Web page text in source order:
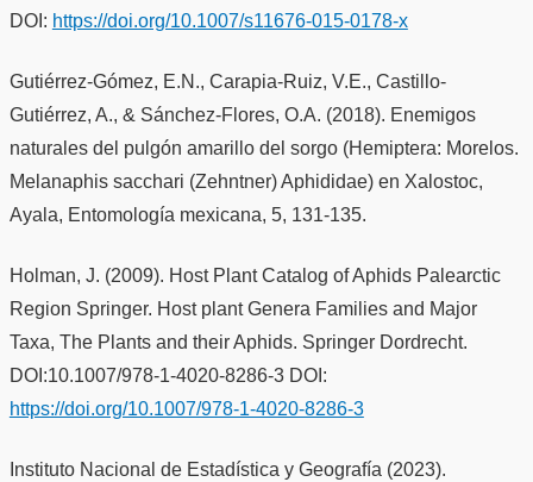
DOI: https://doi.org/10.1007/s11676-015-0178-x
Gutiérrez-Gómez, E.N., Carapia-Ruiz, V.E., Castillo-
Gutiérrez, A., & Sánchez-Flores, O.A. (2018). Enemigos
naturales del pulgón amarillo del sorgo (Hemiptera: Morelos.
Melanaphis sacchari (Zehntner) Aphididae) en Xalostoc,
Ayala, Entomología mexicana, 5, 131-135.
Holman, J. (2009). Host Plant Catalog of Aphids Palearctic
Region Springer. Host plant Genera Families and Major
Taxa, The Plants and their Aphids. Springer Dordrecht.
DOI:10.1007/978-1-4020-8286-3 DOI:
https://doi.org/10.1007/978-1-4020-8286-3
Instituto Nacional de Estadística y Geografía (2023).